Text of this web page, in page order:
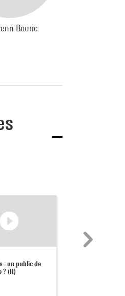
Bouric
: un public de
? (II)